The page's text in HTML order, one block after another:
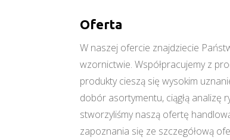
Oferta
W naszej ofercie znajdziecie
wzornictwie. Współpracujemy z
produkty cieszą się wysokim
dobór asortymentu, ciągłą analizę
stworzyliśmy naszą ofertę
zapoznania się ze szczegółową